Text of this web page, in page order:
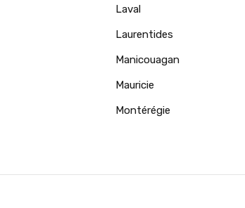
Laval
Laurentides
Manicouagan
Mauricie
Montérégie